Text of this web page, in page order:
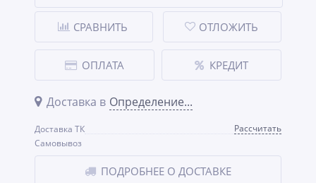
СРАВНИТЬ ОТЛОЖИТЬ
ОПЛАТА КРЕДИТ
Доставка в Определение...
Доставка ТК
Рассчитать
Самовывоз
ПОДРОБНЕЕ О ДОСТАВКЕ